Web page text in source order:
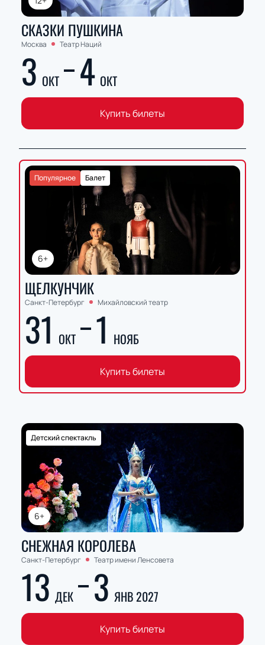
СКАЗКИ ПУШКИНА
Москва Театр Наций
3 ОКТ 4 ОКТ
Купить билеты
6+
Балет
Популярное
ЩЕЛКУНЧИК
Санкт-Петербург Михайловский театр
31 ОКТ 1 НОЯБ
Купить билеты
6+
Детский спектакль
СНЕЖНАЯ КОРОЛЕВА
Санкт-Петербург Театр имени Ленсовета
13 ДЕК 3 ЯНВ 2027
Купить билеты